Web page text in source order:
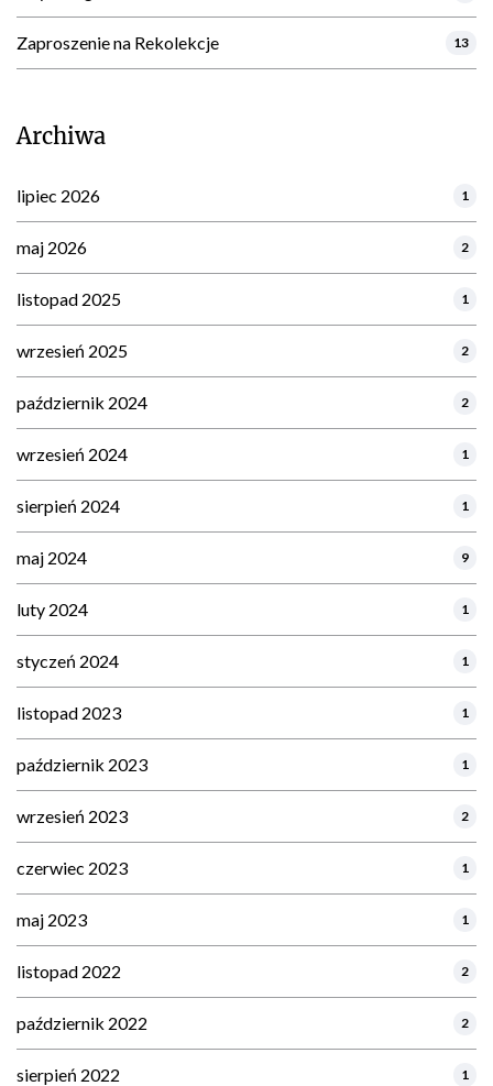
Zaproszenie na Rekolekcje 13
Archiwa
lipiec 2026 1
maj 2026 2
listopad 2025 1
wrzesień 2025 2
październik 2024 2
wrzesień 2024 1
sierpień 2024 1
maj 2024 9
luty 2024 1
styczeń 2024 1
listopad 2023 1
październik 2023 1
wrzesień 2023 2
czerwiec 2023 1
maj 2023 1
listopad 2022 2
październik 2022 2
sierpień 2022 1